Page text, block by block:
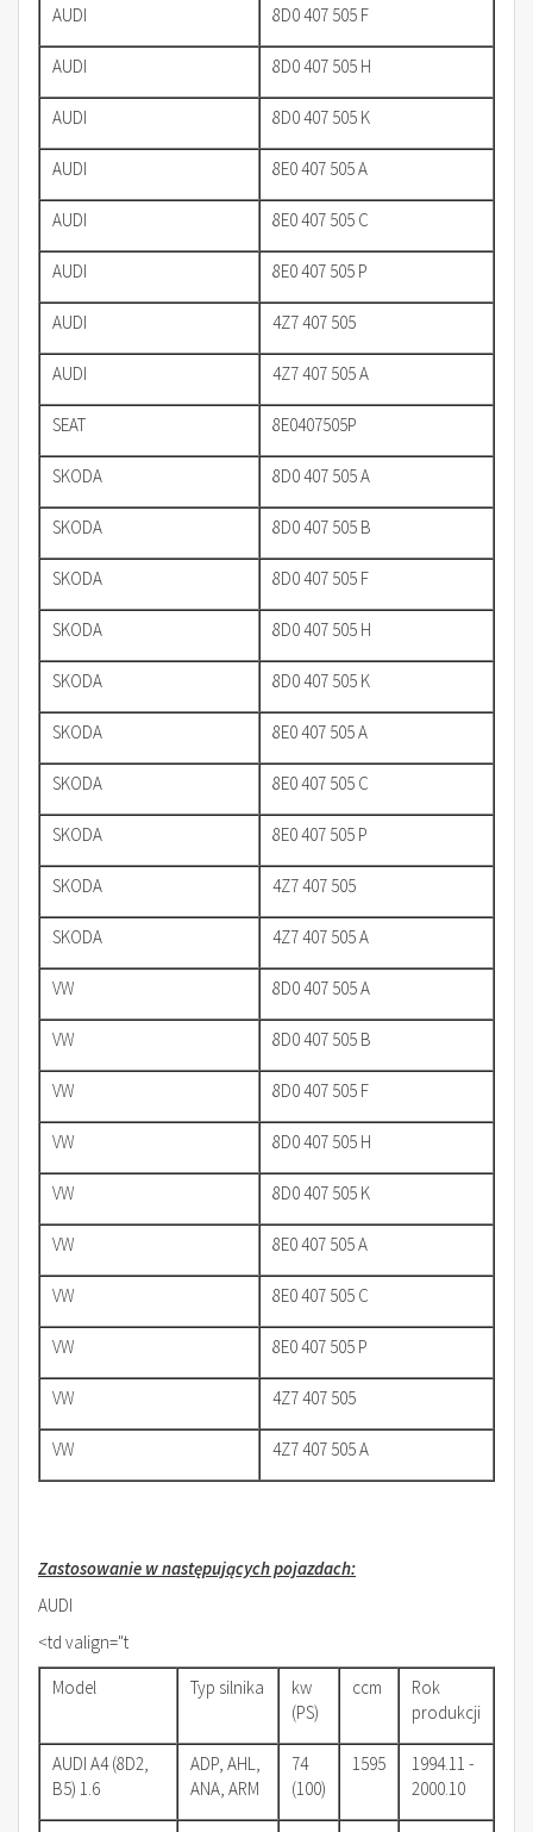
AUDI 8D0 407 505 F
AUDI 8D0 407 505 H
AUDI 8D0 407 505 K
AUDI 8E0 407 505 A
AUDI 8E0 407 505 C
AUDI 8E0 407 505 P
AUDI 4Z7 407 505
AUDI 4Z7 407 505 A
SEAT 8E0407505P
SKODA 8D0 407 505 A
SKODA 8D0 407 505 B
SKODA 8D0 407 505 F
SKODA 8D0 407 505 H
SKODA 8D0 407 505 K
SKODA 8E0 407 505 A
SKODA 8E0 407 505 C
SKODA 8E0 407 505 P
SKODA 4Z7 407 505
SKODA 4Z7 407 505 A
VW 8D0 407 505 A
VW 8D0 407 505 B
VW 8D0 407 505 F
VW 8D0 407 505 H
VW 8D0 407 505 K
VW 8E0 407 505 A
VW 8E0 407 505 C
VW 8E0 407 505 P
VW 4Z7 407 505
VW 4Z7 407 505 A
Zastosowanie w następujących pojazdach:
AUDI
<td valign="t
Model
Typ silnika
kw
(PS)
ccm
Rok
produkcji
AUDI A4 (8D2,
B5) 1.6
ADP, AHL,
ANA, ARM
74
(100)
1595
1994.11 -
2000.10